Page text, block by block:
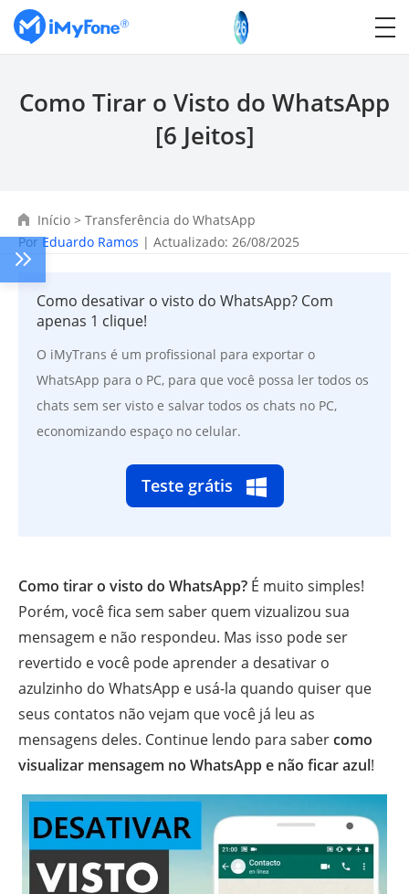
Como Tirar o Visto do WhatsApp
[6 Jeitos]
Início > Transferência do WhatsApp
PorEduardo Ramos | Actualizado: 26/08/2025
Como desativar o visto do WhatsApp? Com
apenas 1 clique!
O iMyTrans é um profissional para exportar o
WhatsApp para o PC, para que você possa ler todos os
chats sem ser visto e salvar todos os chats no PC,
economizando espaço no celular.
Teste grátis
Como tirar o visto do WhatsApp? É muito simples!
Porém, você fica sem saber quem vizualizou sua
mensagem e não respondeu. Mas isso pode ser
revertido e você pode aprender a desativar o
azulzinho do WhatsApp e usá-la quando quiser que
seus contatos não vejam que você já leu as
mensagens deles. Continue lendo para sabercomo
visualizar mensagem no WhatsApp e não ficar azul!